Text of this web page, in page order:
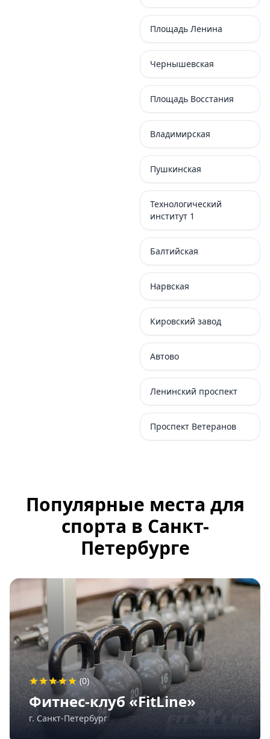
Площадь Ленина
Чернышевская
Площадь Восстания
Владимирская
Пушкинская
Технологический
институт 1
Балтийская
Нарвская
Кировский завод
Автово
Ленинский проспект
Проспект Ветеранов
Популярные места для
спорта в Санкт-
Петербурге
(0)
Фитнес-клуб «FitLine»
г. Санкт-Петербург